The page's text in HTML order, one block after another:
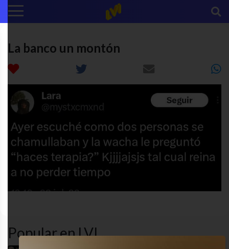
La banco un montón
Popular en LVI